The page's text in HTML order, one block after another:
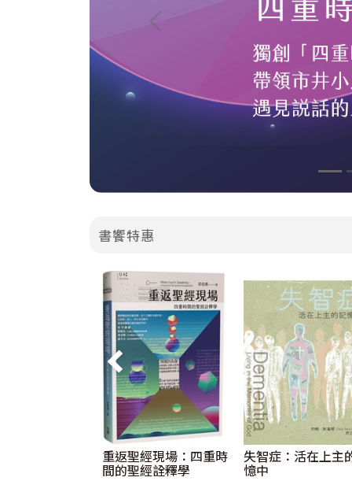
Previous
書饗特惠
重返聖經現場：四重時
間的聖經詮釋學
失智症：活在上主
憶中